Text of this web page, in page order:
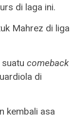
di laga ini.
Mahrez di liga
comeback
di
kembali asa